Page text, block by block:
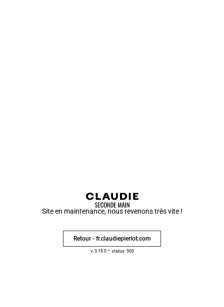
Site en maintenance, nous revenons très vite !
Retour - fr.claudiepierlot.com
v. 3.16.0- status: 500